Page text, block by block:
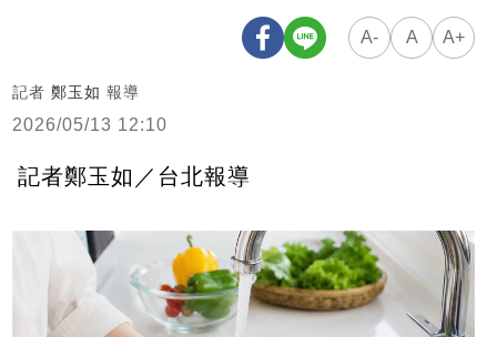
A- A A+
記者 鄭玉如 報導
2026/05/13 12:10
記者鄭玉如／台北報導